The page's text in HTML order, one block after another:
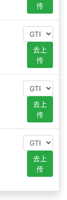
传
去上
传
去上
传
去上
传